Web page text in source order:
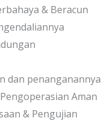
& Beracun
dan penanganannya
Aman
& Pengujian